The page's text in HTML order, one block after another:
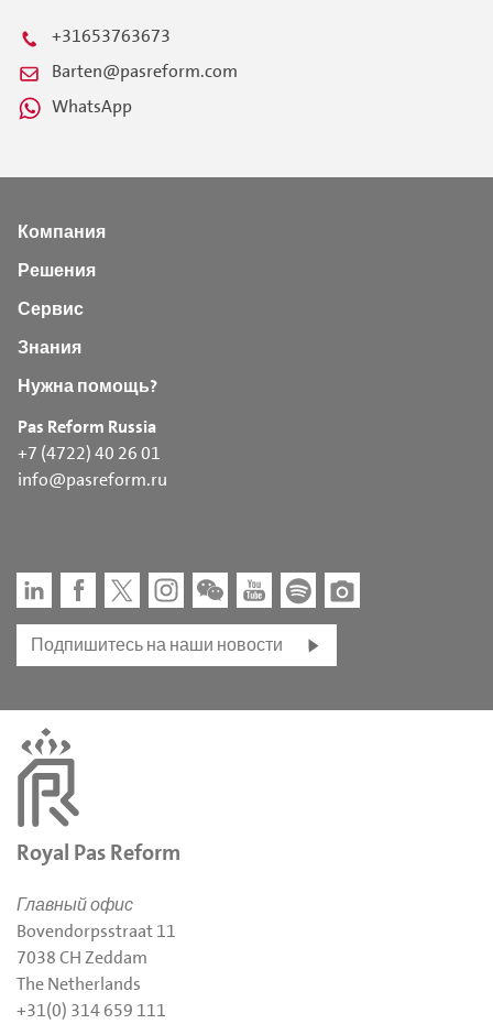
+31653763673
Barten@pasreform.com
WhatsApp
Компания
Решения
Сервис
Знания
Нужна помощь?
Pas Reform Russia
+7 (4722) 40 26 01
info@pasreform.ru
Подпишитесь на наши новости
Royal Pas Reform
Главный офис
Bovendorpsstraat 11
7038 CH Zeddam
The Netherlands
+31(0) 314 659 111